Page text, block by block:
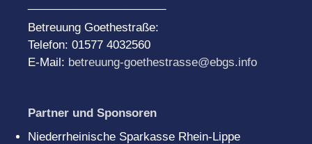
Betreuung Goethestraße:
Telefon: 01577 4032560
E-Mail: betreuung-goethestrasse@ebgs.info
Partner und Sponsoren
Niederrheinische Sparkasse Rhein-Lippe